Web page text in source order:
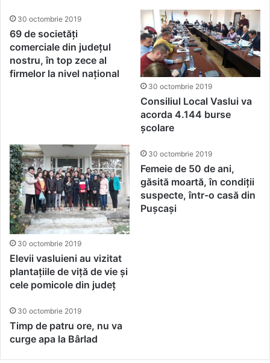
30 octombrie 2019
69 de societăți
comerciale din județul
nostru, în top zece al
firmelor la nivel național
30 octombrie 2019
Consiliul Local Vaslui va
acorda 4.144 burse
școlare
30 octombrie 2019
Elevii vasluieni au vizitat
plantațiile de viță de vie și
cele pomicole din județ
30 octombrie 2019
Femeie de 50 de ani,
găsită moartă, în condiții
suspecte, într-o casă din
Pușcași
30 octombrie 2019
Timp de patru ore, nu va
curge apa la Bârlad